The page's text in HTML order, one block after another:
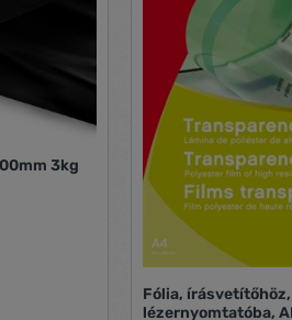
3kg
Fólia,
lézernyomtatóba,